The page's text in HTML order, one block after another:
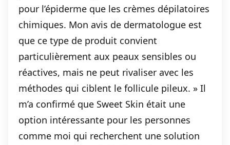
pour l’épiderme que les crèmes dépilatoires
chimiques. Mon avis de dermatologue est
que ce type de produit convient
particulièrement aux peaux sensibles ou
réactives, mais ne peut rivaliser avec les
méthodes qui ciblent le follicule pileux. » Il
m’a confirmé que Sweet Skin était une
option intéressante pour les personnes
comme moi qui recherchent une solution